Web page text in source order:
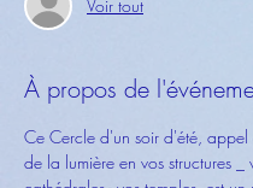
Voir tout
À propos de
Ce Cercle d'un soir d'été, appel
de la lumière en vos structures _